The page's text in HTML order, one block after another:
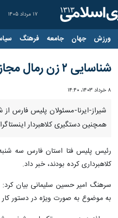
۱۷ مرداد ۱۴۰۵
ورزش جهان جامعه فرهنگ
شناسایی ۲ زن رمال مجازی و بسته شدن پرونده کلاهبردار اینستاگرامی با ۳۵ شاکی در فارس
۸ خرداد ۱۴۰۳، ۱۴:۴۰